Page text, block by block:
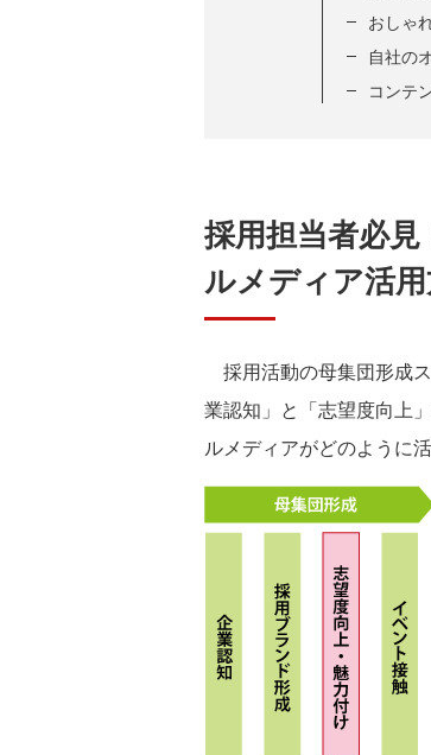
おしゃ
自社の
コンテ
採用担当者必
ルメディア活
採用活動の母集団形成
業認知」と「志望度向上
ルメディアがどのように